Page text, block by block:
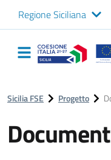
Regione Siciliana
Logo
principale
Sicilia FSE Progetto